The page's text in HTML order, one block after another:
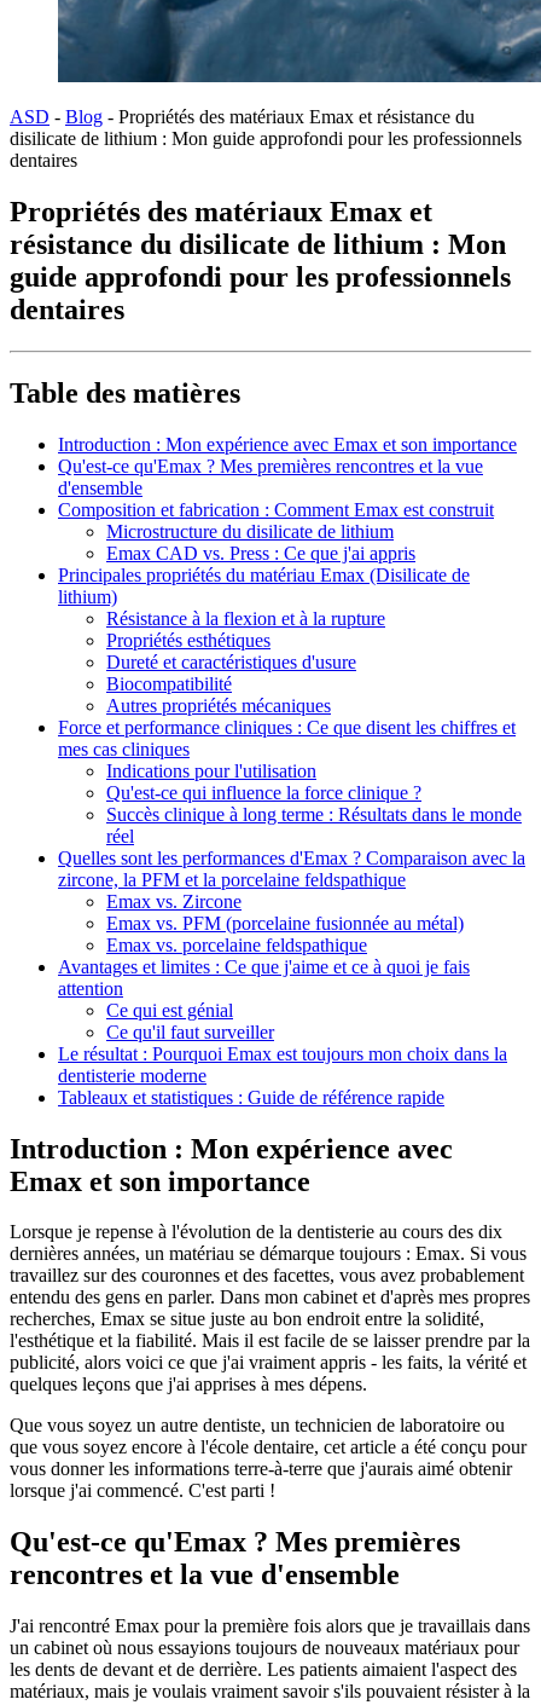
ASD - Blog - Propriétés des matériaux Emax et résistance du
disilicate de lithium : Mon guide approfondi pour les professionnels
dentaires
Propriétés des matériaux Emax et
résistance du disilicate de lithium : Mon
guide approfondi pour les professionnels
dentaires
Table des matières
Introduction : Mon expérience avec Emax et son importance
Qu'est-ce qu'Emax ? Mes premières rencontres et la vue
d'ensemble
Composition et fabrication : Comment Emax est construit
Microstructure du disilicate de lithium
Emax CAD vs. Press : Ce que j'ai appris
Principales propriétés du matériau Emax (Disilicate de
lithium)
Résistance à la flexion et à la rupture
Propriétés esthétiques
Dureté et caractéristiques d'usure
Biocompatibilité
Autres propriétés mécaniques
Force et performance cliniques : Ce que disent les chiffres et
mes cas cliniques
Indications pour l'utilisation
Qu'est-ce qui influence la force clinique ?
Succès clinique à long terme : Résultats dans le monde
réel
Quelles sont les performances d'Emax ? Comparaison avec la
zircone, la PFM et la porcelaine feldspathique
Emax vs. Zircone
Emax vs. PFM (porcelaine fusionnée au métal)
Emax vs. porcelaine feldspathique
Avantages et limites : Ce que j'aime et ce à quoi je fais
attention
Ce qui est génial
Ce qu'il faut surveiller
Le résultat : Pourquoi Emax est toujours mon choix dans la
dentisterie moderne
Tableaux et statistiques : Guide de référence rapide
Introduction : Mon expérience avec
Emax et son importance
Lorsque je repense à l'évolution de la dentisterie au cours des dix
dernières années, un matériau se démarque toujours : Emax. Si vous
travaillez sur des couronnes et des facettes, vous avez probablement
entendu des gens en parler. Dans mon cabinet et d'après mes propres
recherches, Emax se situe juste au bon endroit entre la solidité,
l'esthétique et la fiabilité. Mais il est facile de se laisser prendre par la
publicité, alors voici ce que j'ai vraiment appris - les faits, la vérité et
quelques leçons que j'ai apprises à mes dépens.
Que vous soyez un autre dentiste, un technicien de laboratoire ou
que vous soyez encore à l'école dentaire, cet article a été conçu pour
vous donner les informations terre-à-terre que j'aurais aimé obtenir
lorsque j'ai commencé. C'est parti !
Qu'est-ce qu'Emax ? Mes premières
rencontres et la vue d'ensemble
J'ai rencontré Emax pour la première fois alors que je travaillais dans
un cabinet où nous essayions toujours de nouveaux matériaux pour
les dents de devant et de derrière. Les patients aimaient l'aspect des
matériaux, mais je voulais vraiment savoir s'ils pouvaient résister à la